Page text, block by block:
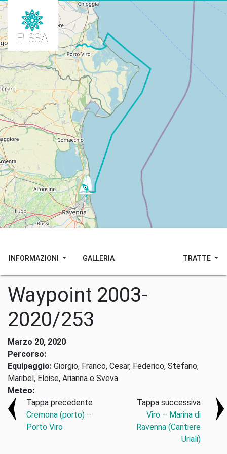
INFORMAZIONI GALLERIA TRATTE
Waypoint 2003-
2020/253
Marzo 20, 2020
Percorso:
Equipaggio: Giorgio, Franco, Cesar, Federico, Stefano,
Maribel, Eloise, Arianna e Sveva
Meteo:
Tappa precedente
Cremona (porto) –
Porto Viro
Tappa successiva
Viro – Marina di
Ravenna (Cantiere
Uriali)